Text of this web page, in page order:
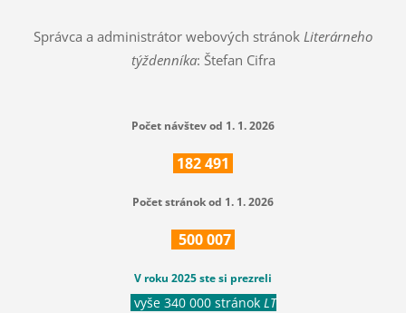
Správca a administrátor webových stránok Literárneho
týždenníka: Štefan Cifra
Počet návštev od 1. 1. 2026
182491
Počet stránok od 1. 1. 2026
500007
V roku 2025 ste si prezreli
vyše 340 000 stránok LT